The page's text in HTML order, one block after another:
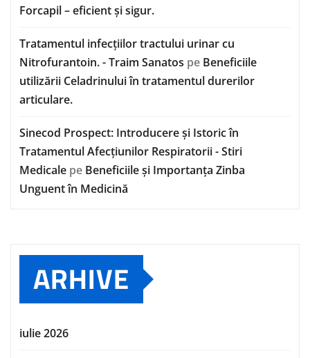
Forcapil – eficient și sigur.
Tratamentul infecțiilor tractului urinar cu
Nitrofurantoin. - Traim Sanatos pe Beneficiile
utilizării Celadrinului în tratamentul durerilor
articulare.
Sinecod Prospect: Introducere și Istoric în
Tratamentul Afecțiunilor Respiratorii - Stiri
Medicale pe Beneficiile și Importanța Zinba
Unguent în Medicină
ARHIVE
iulie 2026